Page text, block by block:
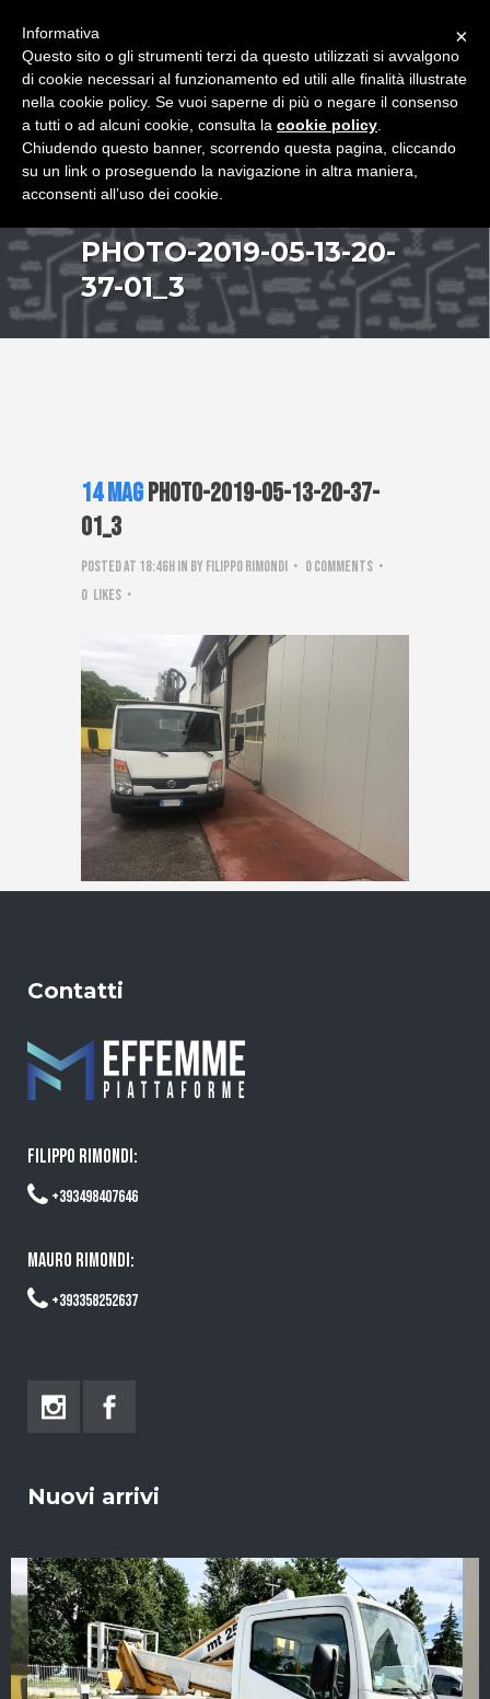
PHOTO-2019-05-13-20-
37-01_3
14 MagPHOTO-2019-05-13-20-37-
01_3
Posted at 18:46hin by Filippo Rimondi
0 Comments
0 Likes
Contatti
FILIPPO RIMONDI:
+393498407646
MAURO RIMONDI:
+393358252637
Nuovi arrivi
×
Informativa
Questo sito o gli strumenti terzi da questo utilizzati si avvalgono
di cookie necessari al funzionamento ed utili alle finalità illustrate
nella cookie policy. Se vuoi saperne di più o negare il consenso
a tutti o ad alcuni cookie, consulta la cookie policy
Chiudendo questo banner, scorrendo questa pagina, cliccando
su un link o proseguendo la navigazione in altra maniera,
acconsenti all’uso dei cookie.